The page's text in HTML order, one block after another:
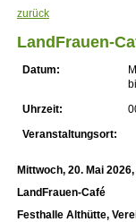
zurück
LandFrauen-
Datum:
Uhrzeit:
Veranstaltungsort:
Mittwoch, 20. Mai
LandFrauen-Café
Festhalle Althütte,